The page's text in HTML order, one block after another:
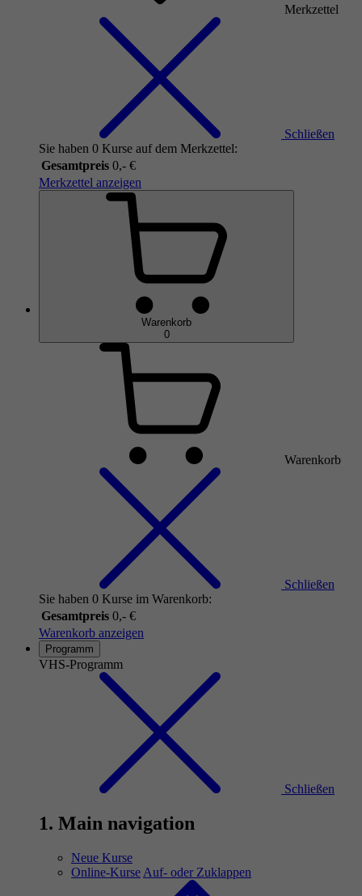
Merkzettel
Schließen
Sie haben 0 Kurse auf dem Merkzettel:
Gesamtpreis 0,- €
Merkzettel anzeigen
Warenkorb
0
Warenkorb
Schließen
Sie haben 0 Kurse im Warenkorb:
Gesamtpreis 0,- €
Warenkorb anzeigen
Programm
VHS-Programm
Schließen
1. Main navigation
Neue Kurse
Online-Kurse Auf- oder Zuklappen